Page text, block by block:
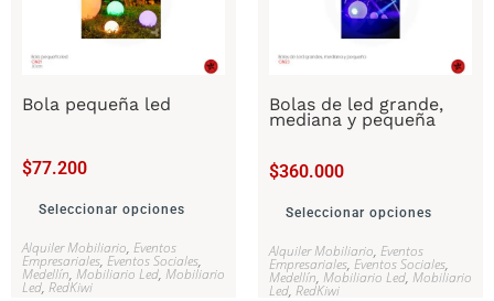
Bola pequeña led
$77.200
Seleccionar opciones
Alquiler Mobiliario, Eventos
Empresariales, Eventos Sociales,
Medellín, Mobiliario Led, Mobiliario
Led, RedKiwi
Bolas de led grande,
mediana y pequeña
$360.000
Seleccionar opciones
Alquiler Mobiliario, Eventos
Empresariales, Eventos Sociales,
Medellín, Mobiliario Led, Mobiliario
Led, RedKiwi